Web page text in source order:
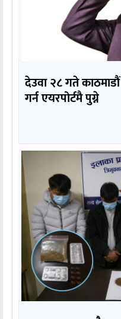
देउवा २८ गते काठमाडौं
गर्न एयरपोर्टमै पुग्ने